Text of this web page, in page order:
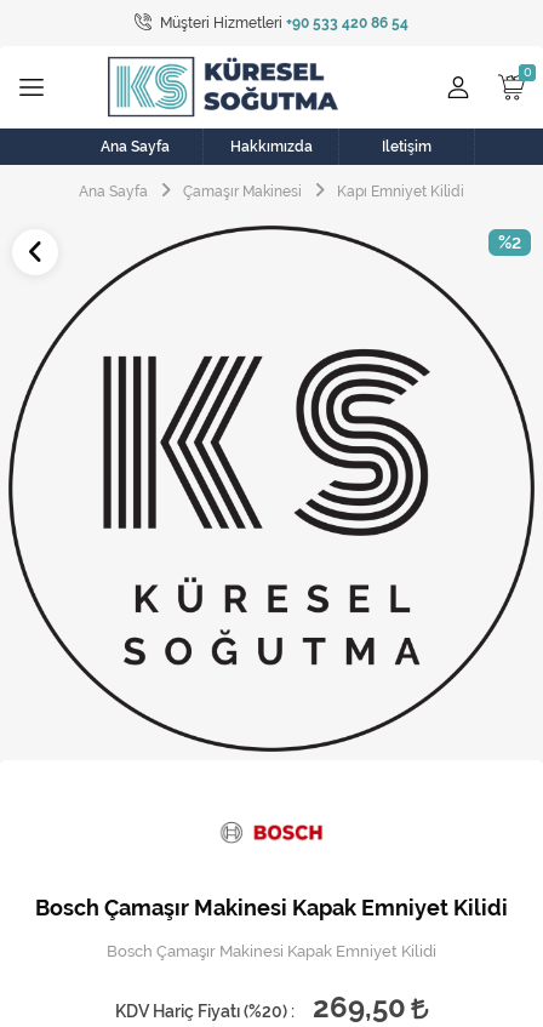
Müşteri Hizmetleri +90 533 420 86 54
Tüm Kategoriler
Bulaşık Makinesi
Buzdolabı
Çamaşır Kurutma Makinesi
Elektrikli Aksamlar
Elektrikli Süpürge
Fan
Fırın, Ocak ve Aspiratör
Klima
Kombi
Musluk
Ana Sayfa Hakkımızda İletişim
Ana Sayfa Çamaşır Makinesi Kapı Emniyet Kilidi
%2
Bosch Çamaşır Makinesi Kapak Emniyet Kilidi
Bosch Çamaşır Makinesi Kapak Emniyet Kilidi
KDV Hariç Fiyatı (%20) :
269,50